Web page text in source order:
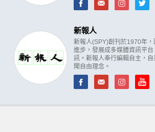
新報人
新報人(SPY)創刊於1970年
進步，發展成多媒體資訊平
訊。新報人奉行編輯自主，
聞自由理念。